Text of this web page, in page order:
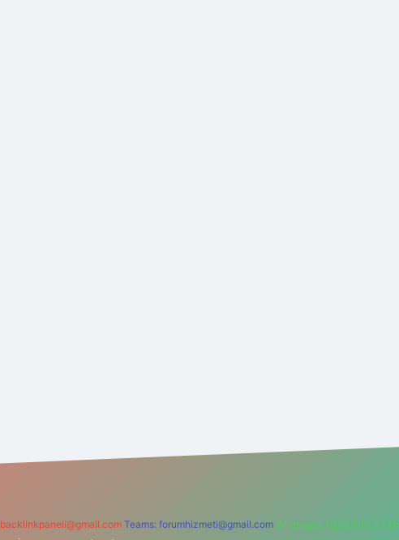
backlinkpaneli@gmail.com Teams: forumhizmeti@gmail.com Whatsapp: 0262 606 0 726